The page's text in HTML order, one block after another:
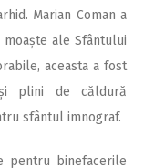
Marian Coman a
ale Sfântului
aceasta a fost
plini de căldură
sfântul imnograf.
pentru binefacerile